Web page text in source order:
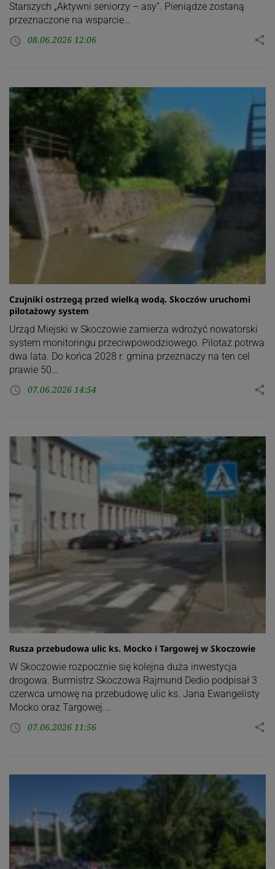
Starszych „Aktywni seniorzy – asy”. Pieniądze zostaną
przeznaczone na wsparcie…
access_time 08.06.2026 12:06 share
Czujniki ostrzegą przed wielką wodą. Skoczów uruchomi
pilotażowy system
Urząd Miejski w Skoczowie zamierza wdrożyć nowatorski
system monitoringu przeciwpowodziowego. Pilotaż potrwa
dwa lata. Do końca 2028 r. gmina przeznaczy na ten cel
prawie 50…
access_time 07.06.2026 14:54 share
Rusza przebudowa ulic ks. Mocko i Targowej w Skoczowie
W Skoczowie rozpocznie się kolejna duża inwestycja
drogowa. Burmistrz Skoczowa Rajmund Dedio podpisał 3
czerwca umowę na przebudowę ulic ks. Jana Ewangelisty
Mocko oraz Targowej.…
access_time 07.06.2026 11:56 share